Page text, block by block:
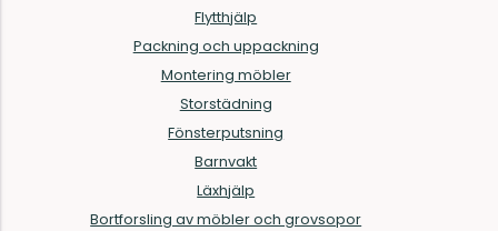
Flytthjälp
Packning och uppackning
Montering möbler
Storstädning
Fönsterputsning
Barnvakt
Läxhjälp
Bortforsling av möbler och grovsopor